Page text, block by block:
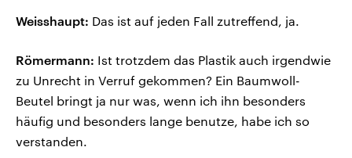
Weisshaupt: Das ist auf jeden Fall zutreffend, ja.
Römermann: Ist trotzdem das Plastik auch irgendwie
zu Unrecht in Verruf gekommen? Ein Baumwoll-
Beutel bringt ja nur was, wenn ich ihn besonders
häufig und besonders lange benutze, habe ich so
verstanden.